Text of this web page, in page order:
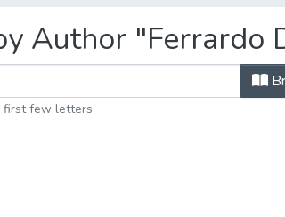
Author "Ferrardo
first few letters